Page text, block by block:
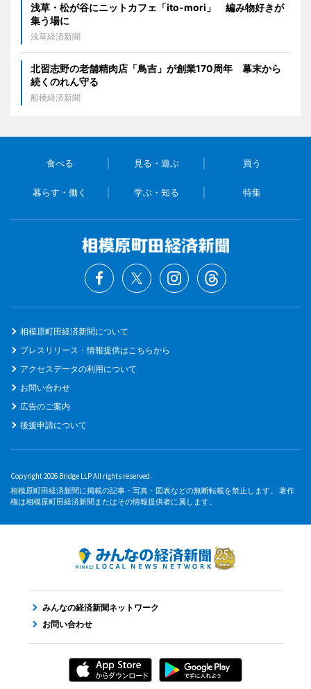
浅草・松が谷にニットカフェ「ito-mori」 編み物好きが
集う場に
浅草経済新聞
北習志野の老舗精肉店「鳥吉」が創業170周年 幕末から
続くのれん守る
船橋経済新聞
食べる 見る・遊ぶ 買う
暮らす・働く 学ぶ・知る 特集
相模原町田経済新聞について
プレスリリース・情報提供はこちらから
アクセスデータの利用について
お問い合わせ
広告のご案内
後援申請について
Copyright 2026 Bridge LLP All rights reserved.
相模原町田経済新聞に掲載の記事・写真・図表などの無断転載を禁止します。 著作
権は相模原町田経済新聞またはその情報提供者に属します。
みんなの経済新聞ネットワーク
お問い合わせ